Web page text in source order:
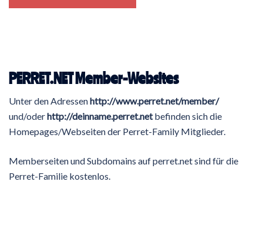
PERRET.NET Member-Websites
Unter den Adressenhttp://www.perret.net/member/
und/oderhttp://deinname.perret.netbefinden sich die
Homepages/Webseiten der Perret-Family Mitglieder.
Memberseiten und Subdomains auf perret.net sind für die
Perret-Familie kostenlos.